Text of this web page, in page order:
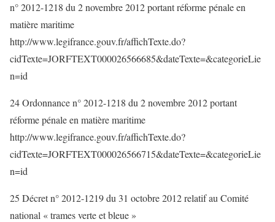
n° 2012-1218 du 2 novembre 2012 portant réforme pénale en
matière maritime
http://www.legifrance.gouv.fr/affichTexte.do?
cidTexte=JORFTEXT000026566685&dateTexte=&categorieLie
n=id
24 Ordonnance n° 2012-1218 du 2 novembre 2012 portant
réforme pénale en matière maritime
http://www.legifrance.gouv.fr/affichTexte.do?
cidTexte=JORFTEXT000026566715&dateTexte=&categorieLie
n=id
25 Décret n° 2012-1219 du 31 octobre 2012 relatif au Comité
national « trames verte et bleue »